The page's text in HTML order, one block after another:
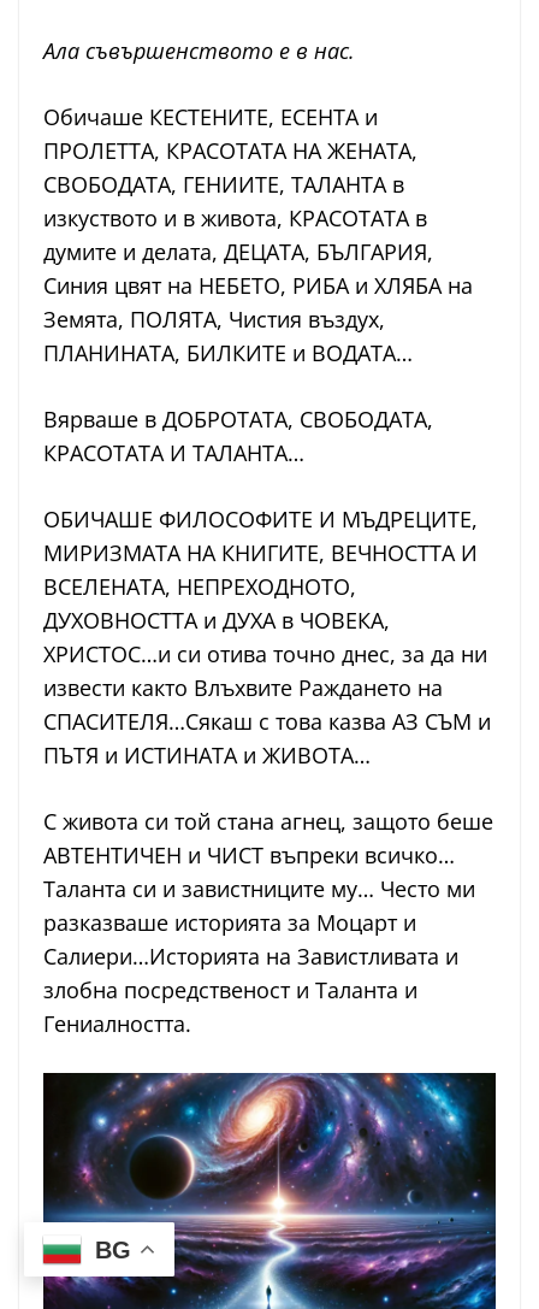
Ала съвършенството е в нас.
Обичаше КЕСТЕНИТЕ, ЕСЕНТА и
ПРОЛЕТТА, КРАСОТАТА НА ЖЕНАТА,
СВОБОДАТА, ГЕНИИТЕ, ТАЛАНТА в
изкуството и в живота, КРАСОТАТА в
думите и делата, ДЕЦАТА, БЪЛГАРИЯ,
Синия цвят на НЕБЕТО, РИБА и ХЛЯБА на
Земята, ПОЛЯТА, Чистия въздух,
ПЛАНИНАТА, БИЛКИТЕ и ВОДАТА…
Вярваше в ДОБРОТАТА, СВОБОДАТА,
КРАСОТАТА И ТАЛАНТА…
ОБИЧАШЕ ФИЛОСОФИТЕ И МЪДРЕЦИТЕ,
МИРИЗМАТА НА КНИГИТЕ, ВЕЧНОСТТА И
ВСЕЛЕНАТА, НЕПРЕХОДНОТО,
ДУХОВНОСТТА и ДУХА в ЧОВЕКА,
ХРИСТОС…и си отива точно днес, за да ни
извести както Влъхвите Раждането на
СПАСИТЕЛЯ…Сякаш с това казва АЗ СЪМ и
ПЪТЯ и ИСТИНАТА и ЖИВОТА…
С живота си той стана агнец, защото беше
АВТЕНТИЧЕН и ЧИСТ въпреки всичко…
Таланта си и завистниците му… Често ми
разказваше историята за Моцарт и
Салиери…Историята на Завистливата и
злобна посредственост и Таланта и
Гениалността.
BG